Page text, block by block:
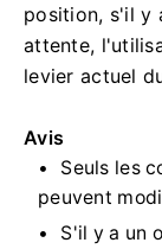
position, s'il y
attente,
levier actuel
Avis
Seuls les
peuvent
S'il y a un